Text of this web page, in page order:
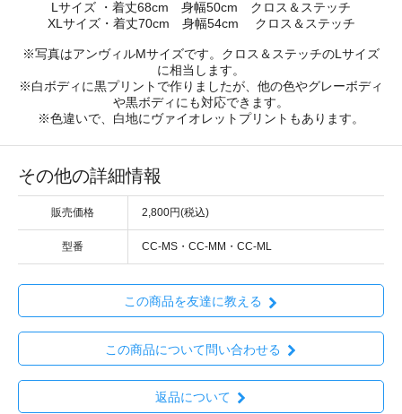
Lサイズ ・着丈68cm 身幅50cm クロス＆ステッチ
XLサイズ・着丈70cm 身幅54cm クロス＆ステッチ
※写真はアンヴィルMサイズです。クロス＆ステッチのLサイズ
に相当します。
※白ボディに黒プリントで作りましたが、他の色やグレーボディ
や黒ボディにも対応できます。
※色違いで、白地にヴァイオレットプリントもあります。
その他の詳細情報
販売価格 2,800円(税込)
型番 CC-MS・CC-MM・CC-ML
この商品を友達に教える
この商品について問い合わせる
返品について